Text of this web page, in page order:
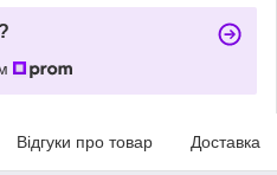
Відгуки про товар Доставка